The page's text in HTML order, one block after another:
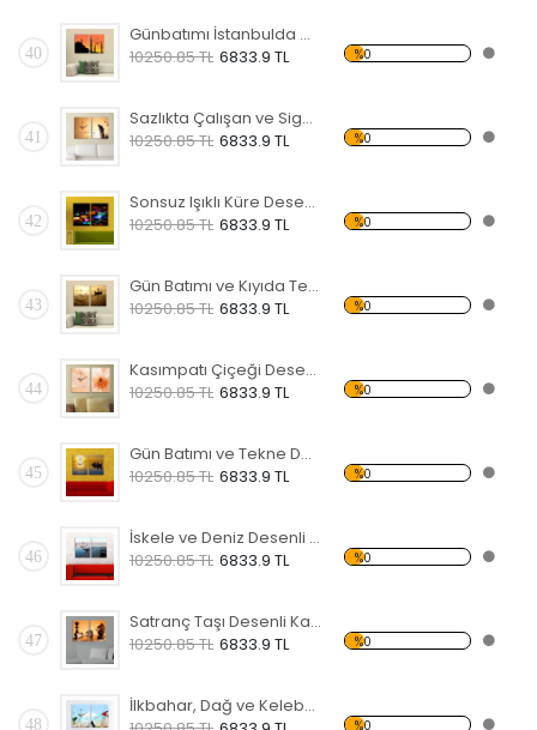
40
Günbatımı İstanbulda Cami Desenli Kanvas Saat
10250.85 TL 6833.9 TL %0
41
Sazlıkta Çalışan ve Sigara İçen Aam Temalı Kanvas Saat
10250.85 TL 6833.9 TL %0
42
Sonsuz Işıklı Küre Desenli Kanvas Saat
10250.85 TL 6833.9 TL %0
43
Gün Batımı ve Kıyıda Tekne Desenli Kanvas Saat
10250.85 TL 6833.9 TL %0
44
Kasımpatı Çiçeği Desenli Kanvas Saat
10250.85 TL 6833.9 TL %0
45
Gün Batımı ve Tekne Desenli Kanvas Saat
10250.85 TL 6833.9 TL %0
46
İskele ve Deniz Desenli Kanvas Saat
10250.85 TL 6833.9 TL %0
47
Satranç Taşı Desenli Kanvas Saat
10250.85 TL 6833.9 TL %0
48
İlkbahar, Dağ ve Kelebek Desenli Kanvas Saat
%0